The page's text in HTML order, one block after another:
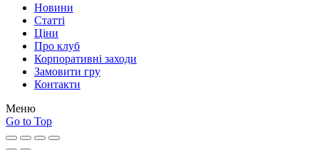
Новини
Статті
Ціни
Про клуб
Корпоративні заходи
Замовити гру
Контакти
Меню
Go to Top